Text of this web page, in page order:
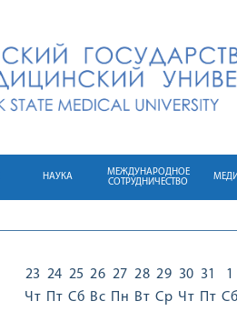
НАУКА
МЕЖДУНАРОДНОЕ
СОТРУДНИЧЕСТВО
23
Чт
24
Пт
25
Сб
26
Вс
27
Пн
28
Вт
29
Ср
30
Чт
31
Пт
1
Сб